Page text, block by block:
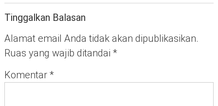
Tinggalkan Balasan
Alamat email Anda tidak akan dipublikasikan.
Ruas yang wajib ditandai *
Komentar *